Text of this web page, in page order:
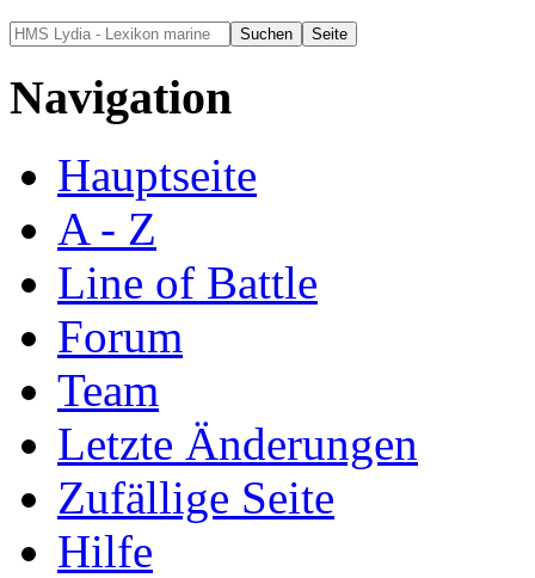
Navigation
Hauptseite
A - Z
Line of Battle
Forum
Team
Letzte Änderungen
Zufällige Seite
Hilfe